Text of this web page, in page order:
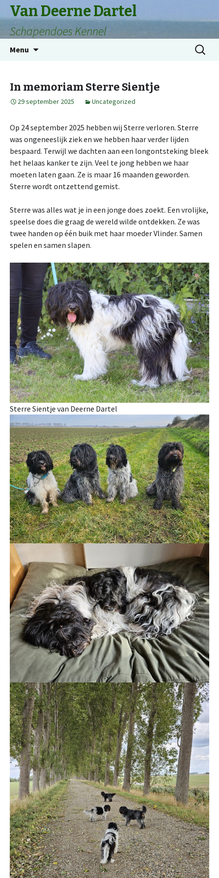
Van Deerne Dartel
Schapendoes Kennel
Menu
Zoeken
naar:
In memoriam Sterre Sientje
29 september 2025 Uncategorized
Op 24 september 2025 hebben wij Sterre verloren. Sterre
was ongeneeslijk ziek en we hebben haar verder lijden
bespaard. Terwijl we dachten aan een longontsteking bleek
het helaas kanker te zijn. Veel te jong hebben we haar
moeten laten gaan. Ze is maar 16 maanden geworden.
Sterre wordt ontzettend gemist.
Sterre was alles wat je in een jonge does zoekt. Een vrolijke,
speelse does die graag de wereld wilde ontdekken. Ze was
twee handen op één buik met haar moeder Vlinder. Samen
spelen en samen slapen.
Sterre Sientje van Deerne Dartel